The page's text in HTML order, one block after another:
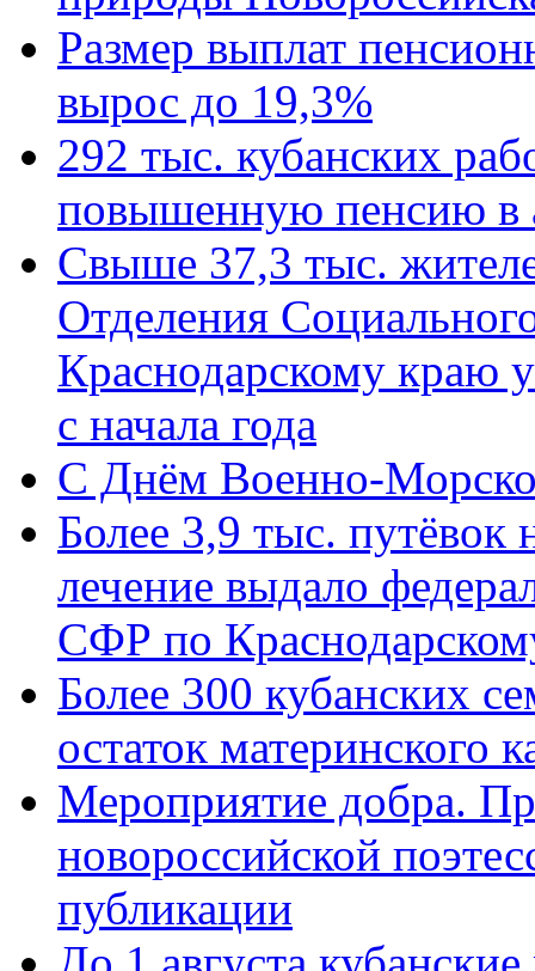
Размер выплат
вырос до 19,3%
292 тыс. кубанских
повышенную пенсию в
Свыше 37,3 тыс.
Отделения
Краснодарскому краю
с начала года
C Днём Военно-
Более 3,9 тыс. путёвок
лечение выдало
СФР по
Более 300 кубанских
остаток материнского
Мероприятие добра.
новороссийской
публикации